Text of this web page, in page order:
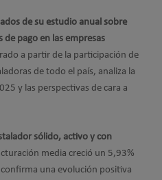
de su estudio anual sobre
pago en las empresas
a partir de la participación de
de todo el país, analiza la
y las perspectivas de cara a
sólido, activo y con
media creció un 5,93%
una evolución positiva